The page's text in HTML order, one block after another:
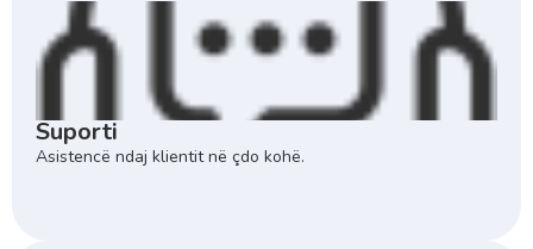
Suporti
Asistencë ndaj klientit në çdo kohë.